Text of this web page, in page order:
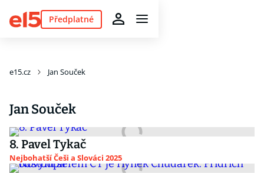
Předplatné
e15.cz Jan Souček
Jan Souček
8. Pavel Tykač
Nejbohatší Češi a Slováci 2025